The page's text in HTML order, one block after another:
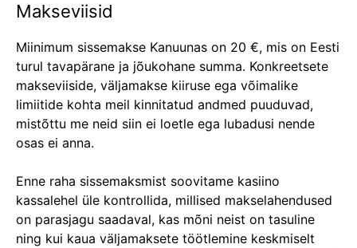
Makseviisid
Miinimum sissemakse Kanuunas on 20 €, mis on Eesti
turul tavapärane ja jõukohane summa. Konkreetsete
makseviiside, väljamakse kiiruse ega võimalike
limiitide kohta meil kinnitatud andmed puuduvad,
mistõttu me neid siin ei loetle ega lubadusi nende
osas ei anna.
Enne raha sissemaksmist soovitame kasiino
kassalehel üle kontrollida, millised makselahendused
on parasjagu saadaval, kas mõni neist on tasuline
ning kui kaua väljamaksete töötlemine keskmiselt